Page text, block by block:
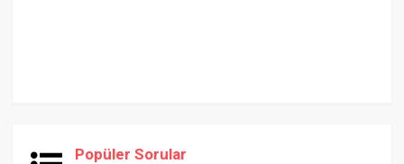
Popüler Sorular